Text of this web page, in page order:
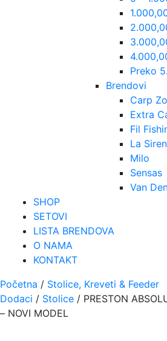
Preko
Brendovi
Carp
Extra
Fil
La
Milo
Sensas
Van
SHOP
SETOVI
LISTA BRENDOVA
O NAMA
KONTAKT
Početna / Stolice, Kreveti & Feeder
Dodaci / Stolice / PRESTON
– NOVI MODEL